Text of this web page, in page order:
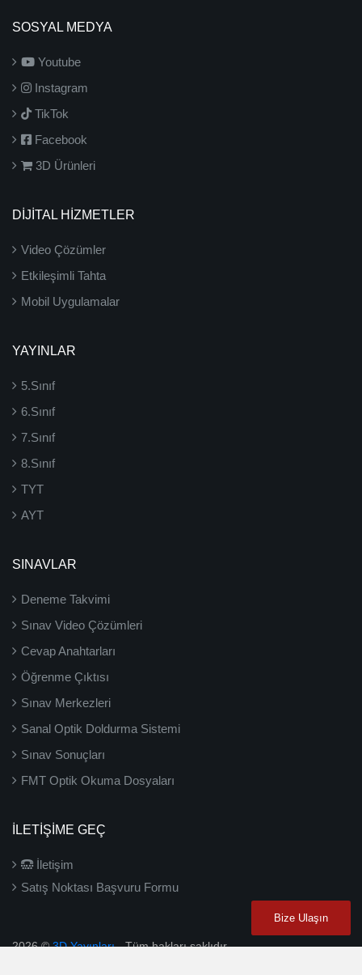
SOSYAL MEDYA
Youtube
Instagram
TikTok
Facebook
3D Ürünleri
DİJİTAL HİZMETLER
Video Çözümler
Etkileşimli Tahta
Mobil Uygulamalar
YAYINLAR
5.Sınıf
6.Sınıf
7.Sınıf
8.Sınıf
TYT
AYT
SINAVLAR
Deneme Takvimi
Sınav Video Çözümleri
Cevap Anahtarları
Öğrenme Çıktısı
Sınav Merkezleri
Sanal Optik Doldurma Sistemi
Sınav Sonuçları
FMT Optik Okuma Dosyaları
İLETIŞIME GEÇ
İletişim
Satış Noktası Başvuru Formu
2026 ©3D Yayınları- Tüm hakları saklıdır.
Bize Ulaşın